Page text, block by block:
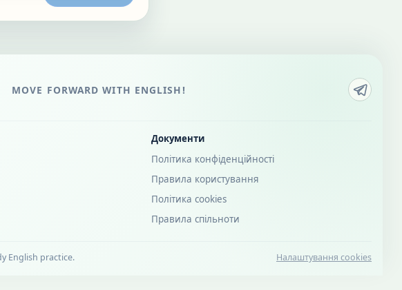
MOVE FORWARD WITH ENGLISH!
Документи
Політика конфіденційності
Правила користування
Політика cookies
Правила спільноти
English practice. Налаштування cookies